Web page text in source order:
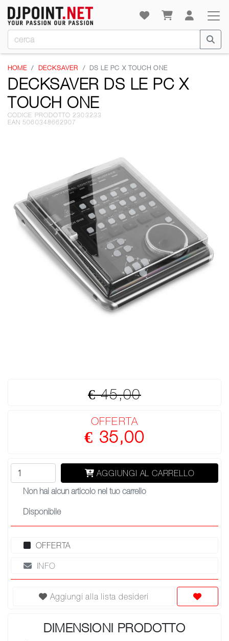
HOME DECKSAVER DS LE PC X TOUCH ONE
DECKSAVER DS LE PC X
TOUCH ONE
CODICE PRODOTTO 2303233
EAN 5060348662907
€ 45,00
OFFERTA
€ 35,00
AGGIUNGI AL CARRELLO
Non hai alcun articolo nel tuo carrello
Disponibile
OFFERTA
INFO
Aggiungi alla lista desideri
DIMENSIONI PRODOTTO